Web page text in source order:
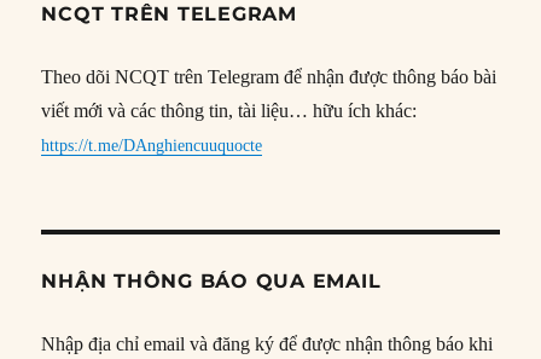
NCQT TRÊN TELEGRAM
Theo dõi NCQT trên Telegram để nhận được thông báo bài
viết mới và các thông tin, tài liệu… hữu ích khác:
https://t.me/DAnghiencuuquocte
NHẬN THÔNG BÁO QUA EMAIL
Nhập địa chỉ email và đăng ký để được nhận thông báo khi